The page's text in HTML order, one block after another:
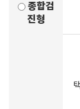
종합검
진형